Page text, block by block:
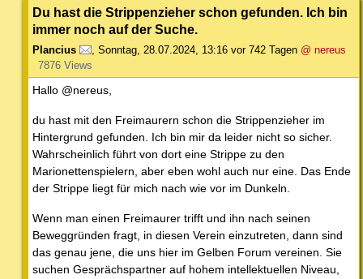
Du hast die Strippenzieher schon gefunden. Ich bin
immer noch auf der Suche.
Plancius , Sonntag, 28.07.2024, 13:16 vor 742 Tagen @ nereus
7876 Views
Hallo @nereus,
du hast mit den Freimaurern schon die Strippenzieher im
Hintergrund gefunden. Ich bin mir da leider nicht so sicher.
Wahrscheinlich führt von dort eine Strippe zu den
Marionettenspielern, aber eben wohl auch nur eine. Das Ende
der Strippe liegt für mich nach wie vor im Dunkeln.
Wenn man einen Freimaurer trifft und ihn nach seinen
Beweggründen fragt, in diesen Verein einzutreten, dann sind
das genau jene, die uns hier im Gelben Forum vereinen. Sie
suchen Gesprächspartner auf hohem intellektuellen Niveau,